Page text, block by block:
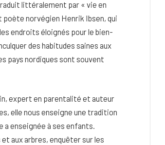
littéralement par « vie en
poète norvégien Henrik Ibsen, qui
endroits éloignés pour le bien-
des habitudes saines aux
pays nordiques sont souvent
expert en parentalité et auteur
elle nous enseigne une tradition
a enseignée à ses enfants.
aux arbres, enquêter sur les